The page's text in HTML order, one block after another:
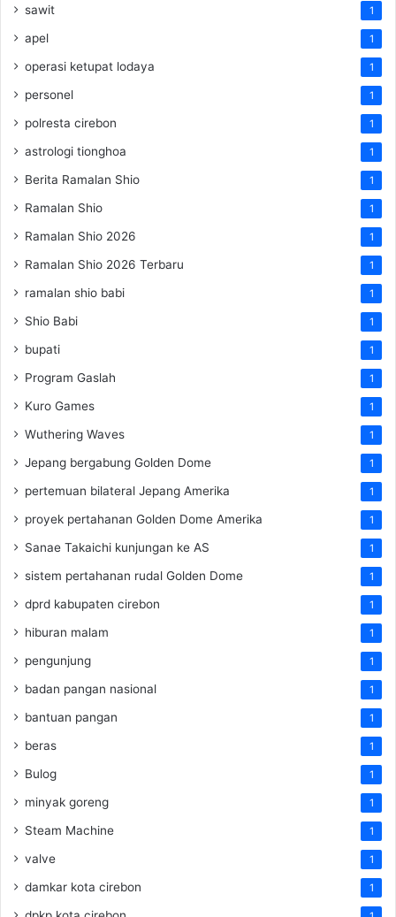
sawit 1
apel 1
operasi ketupat lodaya 1
personel 1
polresta cirebon 1
astrologi tionghoa 1
Berita Ramalan Shio 1
Ramalan Shio 1
Ramalan Shio 2026 1
Ramalan Shio 2026 Terbaru 1
ramalan shio babi 1
Shio Babi 1
bupati 1
Program Gaslah 1
Kuro Games 1
Wuthering Waves 1
Jepang bergabung Golden Dome 1
pertemuan bilateral Jepang Amerika 1
proyek pertahanan Golden Dome Amerika 1
Sanae Takaichi kunjungan ke AS 1
sistem pertahanan rudal Golden Dome 1
dprd kabupaten cirebon 1
hiburan malam 1
pengunjung 1
badan pangan nasional 1
bantuan pangan 1
beras 1
Bulog 1
minyak goreng 1
Steam Machine 1
valve 1
damkar kota cirebon 1